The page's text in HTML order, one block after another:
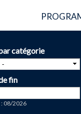
catégorie
fin
08/2026